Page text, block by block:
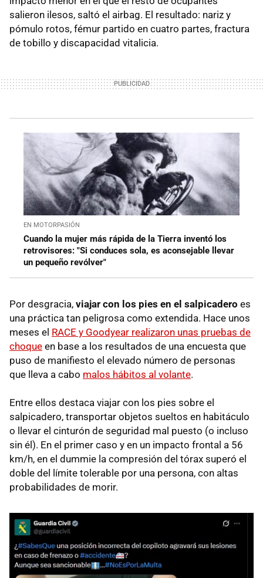
salieron ilesos, saltó el airbag. El resultado: nariz y
pómulo rotos, fémur partido en cuatro partes, fractura
de tobillo y discapacidad vitalicia.
EN MOTORPASIÓN
Cuando la mujer más rápida de la Tierra inventó los
retrovisores: "Si conduces sola, es aconsejable llevar
un pequeño revólver"
Por desgracia, viajar con los pies en el salpicadero es
una práctica tan peligrosa como extendida. Hace unos
meses el RACE y Goodyear realizaron unas pruebas de
choque en base a los resultados de una encuesta que
puso de manifiesto el elevado número de personas
que lleva a cabo malos hábitos al volante.
Entre ellos destaca viajar con los pies sobre el
salpicadero, transportar objetos sueltos en habitáculo
o llevar el cinturón de seguridad mal puesto (o incluso
sin él). En el primer caso y en un impacto frontal a 56
km/h, en el dummie la compresión del tórax superó el
doble del límite tolerable por una persona, con altas
probabilidades de morir.